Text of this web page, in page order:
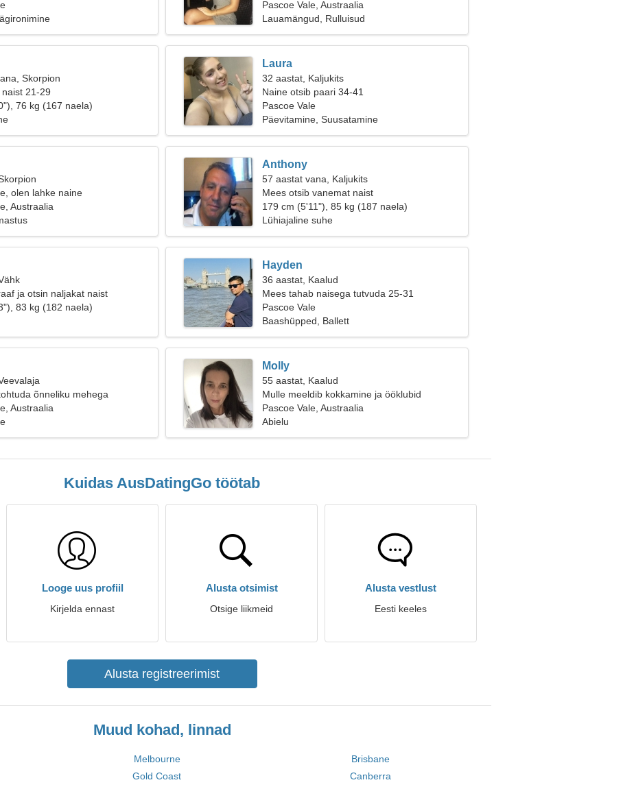
Pascoe Vale, Austraalia
Lauamängud, Rulluisud
Skorpion
21-29
76 kg (167 naela)
Laura
32 aastat, Kaljukits
Naine otsib paari 34-41
Pascoe Vale
Päevitamine, Suusatamine
olen lahke naine
Austraalia
Anthony
57 aastat vana, Kaljukits
Mees otsib vanemat naist
179 cm (5'11"), 85 kg (187 naela)
Lühiajaline suhe
ja otsin naljakat naist
83 kg (182 naela)
Hayden
36 aastat, Kaalud
Mees tahab naisega tutvuda 25-31
Pascoe Vale
Baashüpped, Ballett
õnneliku mehega
Austraalia
Molly
55 aastat, Kaalud
Mulle meeldib kokkamine ja ööklubid
Pascoe Vale, Austraalia
Abielu
Kuidas AusDatingGo töötab
Looge uus profiil
Kirjelda ennast
Alusta otsimist
Otsige liikmeid
Alusta vestlust
Eesti keeles
Alusta registreerimist
Muud kohad, linnad
Melbourne
Brisbane
Gold Coast
Canberra